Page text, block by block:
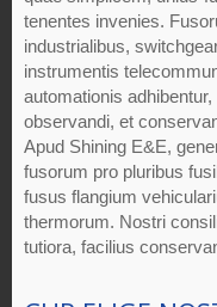
tenentes invenies.
industrialibus,
instrumentis
automationis
observandi, et
Apud Shining E&E,
fusorum pro pluribus
fusus flangium
thermorum. Nostri
tutiora, facilius